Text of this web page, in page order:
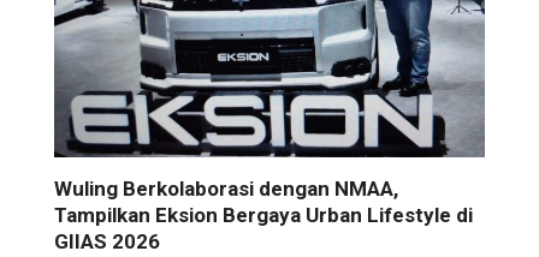
Wuling Berkolaborasi dengan NMAA,
Tampilkan Eksion Bergaya Urban Lifestyle di
GIIAS 2026